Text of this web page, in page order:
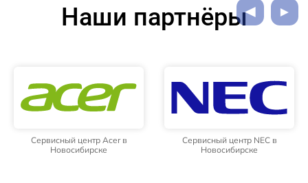
Наши партнёры
Сервисный центр Acer в
Новосибирске
Сервисный центр NEC в
Новосибирске